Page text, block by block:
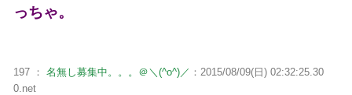
っちゃ。
197 ： 名無し募集中。。。＠＼(^o^)／ ：2015/08/09(日) 02:32:25.30
0.net